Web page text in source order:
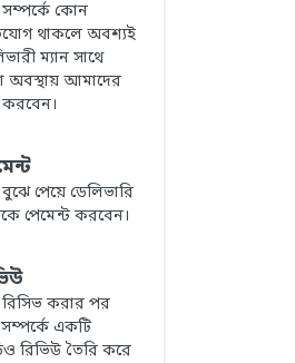
কোন
থাকলে অবশ্যই
ম্যান সাথে
অবস্থায় আমাদের
পেয়ে ডেলিভারি
পেমেন্ট করবেন।
করার পর
একটি
রিভিউ তৈরি করে